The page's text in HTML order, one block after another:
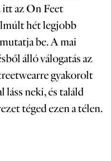
az On Feet
hét legjobb
be. A mai
álló válogatás az
gyakorolt
láss neki, és találd
téged ezen a télen.